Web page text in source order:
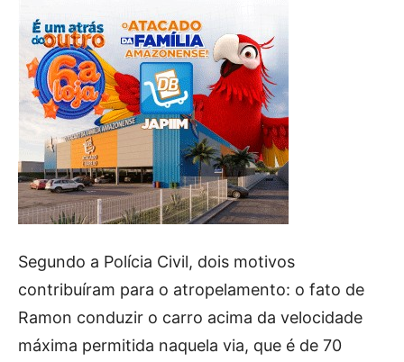
Segundo a Polícia Civil, dois motivos
contribuíram para o atropelamento: o fato de
Ramon conduzir o carro acima da velocidade
máxima permitida naquela via, que é de 70